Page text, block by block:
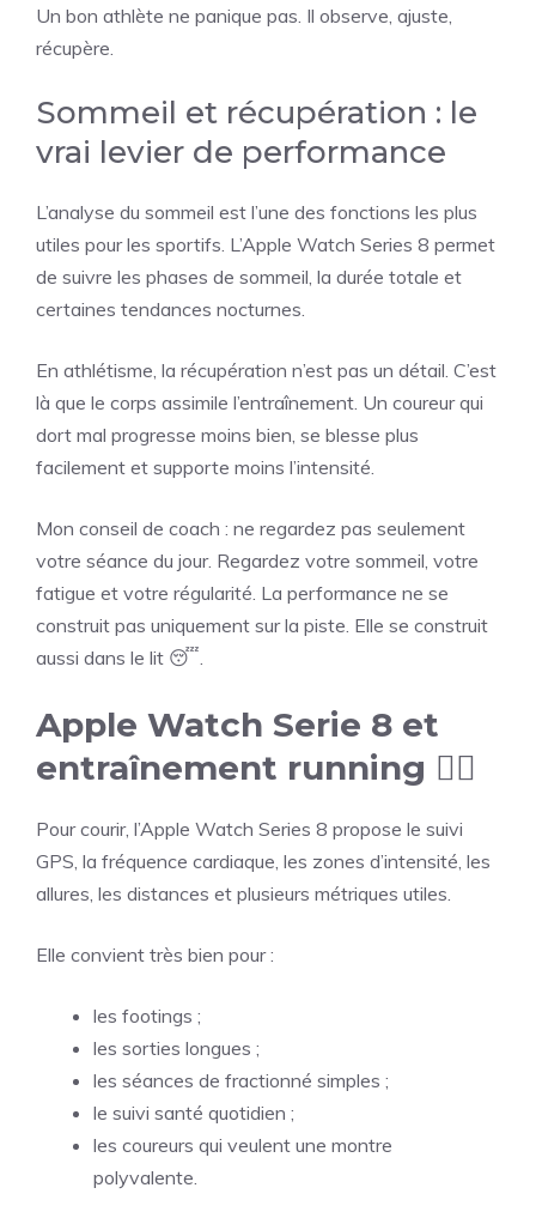
Un bon athlète ne panique pas. Il observe, ajuste,
récupère.
Sommeil et récupération : le
vrai levier de performance
L’analyse du sommeil est l’une des fonctions les plus
utiles pour les sportifs. L’Apple Watch Series 8 permet
de suivre les phases de sommeil, la durée totale et
certaines tendances nocturnes.
En athlétisme, la récupération n’est pas un détail. C’est
là que le corps assimile l’entraînement. Un coureur qui
dort mal progresse moins bien, se blesse plus
facilement et supporte moins l’intensité.
Mon conseil de coach : ne regardez pas seulement
votre séance du jour. Regardez votre sommeil, votre
fatigue et votre régularité. La performance ne se
construit pas uniquement sur la piste. Elle se construit
aussi dans le lit 😴.
Apple Watch Serie 8 et
entraînement running 🏃‍♂️
Pour courir, l’Apple Watch Series 8 propose le suivi
GPS, la fréquence cardiaque, les zones d’intensité, les
allures, les distances et plusieurs métriques utiles.
Elle convient très bien pour :
les footings ;
les sorties longues ;
les séances de fractionné simples ;
le suivi santé quotidien ;
les coureurs qui veulent une montre
polyvalente.